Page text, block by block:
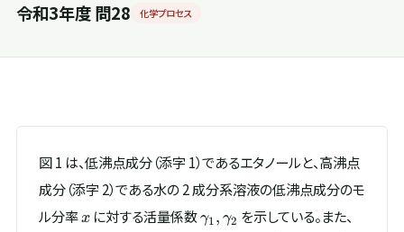
令和3年度 問28 化学プロセス
図 1 は、低沸点成分（添字 1）であるエタノールと、高沸点
成分（添字 2）である水の 2 成分系溶液の低沸点成分のモ
ル分率x
x に対する活量係数\gamma_1,
γ1, γ2 を示している。また、